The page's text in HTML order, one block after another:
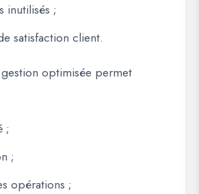
inutilisés ;
satisfaction client.
optimisée permet
;
;
opérations ;